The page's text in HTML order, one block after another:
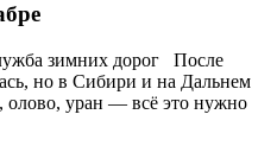
зимних дорог После
но в Сибири и на Дальнем
олово, уран — всё это нужно